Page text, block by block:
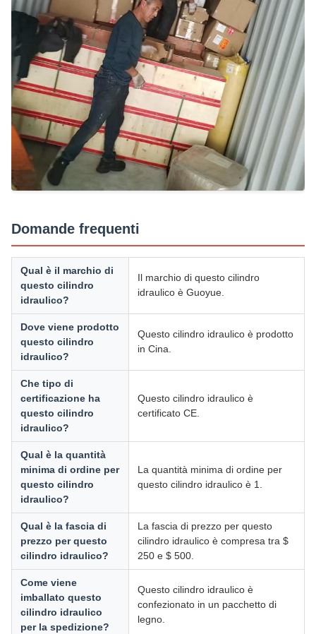
Domande frequenti
Qual è il marchio di
questo cilindro
idraulico?
Il marchio di questo cilindro
idraulico è Guoyue.
Dove viene prodotto
questo cilindro
idraulico?
Questo cilindro idraulico è prodotto
in Cina.
Che tipo di
certificazione ha
questo cilindro
idraulico?
Questo cilindro idraulico è
certificato CE.
Qual è la quantità
minima di ordine per
questo cilindro
idraulico?
La quantità minima di ordine per
questo cilindro idraulico è 1.
Qual è la fascia di
prezzo per questo
cilindro idraulico?
La fascia di prezzo per questo
cilindro idraulico è compresa tra $
250 e $ 500.
Come viene
imballato questo
cilindro idraulico
per la spedizione?
Questo cilindro idraulico è
confezionato in un pacchetto di
legno.